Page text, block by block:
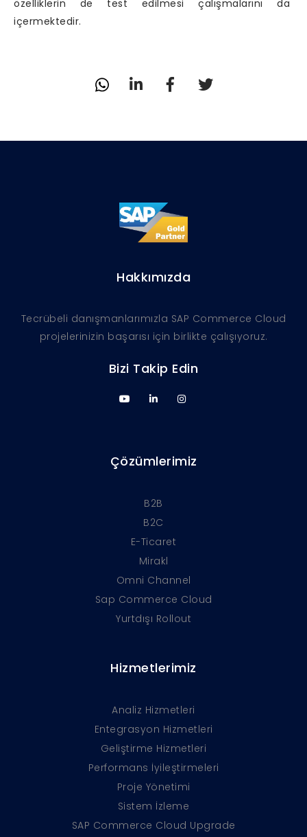
özelliklerin de test edilmesi çalışmalarını da
içermektedir.
Hakkımızda
Tecrübeli danışmanlarımızla SAP Commerce Cloud
projelerinizin başarısı için birlikte çalışıyoruz.
Bizi Takip Edin
Çözümlerimiz
B2B
B2C
E-Ticaret
Mirakl
Omni Channel
Sap Commerce Cloud
Yurtdışı Rollout
Hizmetlerimiz
Analiz Hizmetleri
Entegrasyon Hizmetleri
Geliştirme Hizmetleri
Performans İyileştirmeleri
Proje Yönetimi
Sistem İzleme
SAP Commerce Cloud Upgrade